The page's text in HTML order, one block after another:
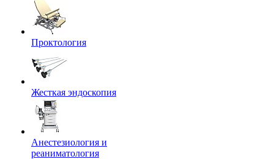
Проктология
Жесткая эндоскопия
Анестезиология и
реаниматология